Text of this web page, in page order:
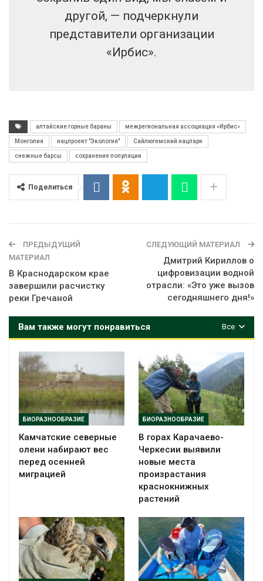
другой, — подчеркнули
представители организации
«Ирбис».
алтайские горные бараны межрегиональная ассоциация «Ирбис»
Монголия нацпроект "Экология" Сайлюгемский нацпарк
снежные барсы сохранение популяции
Поделиться
ПРЕДЫДУЩИЙ
МАТЕРИАЛ
В Краснодарском крае
завершили расчистку
реки Гречаной
СЛЕДУЮЩИЙ МАТЕРИАЛ
Дмитрий Кириллов о
цифровизации водной
отрасли: «Это уже вызов
сегодняшнего дня!»
Все
Вам также могут понравиться
БИОРАЗНООБРАЗИЕ
Камчатские северные
олени набирают вес
перед осенней
миграцией
БИОРАЗНООБРАЗИЕ
В горах Карачаево-
Черкесии выявили
новые места
произрастания
краснокнижных
растений